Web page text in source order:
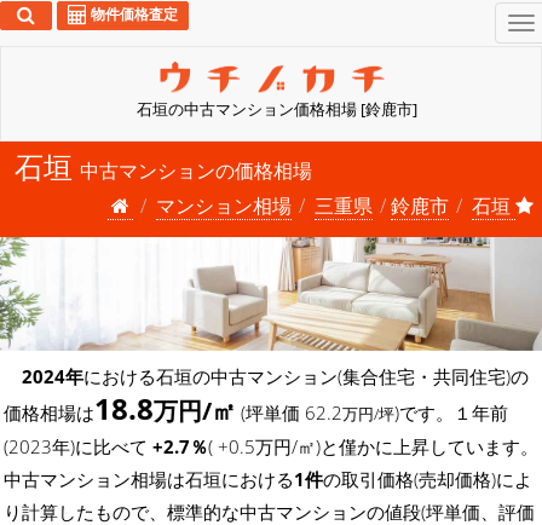
石垣の中古マンション価格相場 [鈴鹿市]
物件価格査定
石垣 中古マンションの価格相場
マンション相場
三重県 鈴鹿市 石垣
2024年における石垣の中古マンション(集合住宅・共同住宅)の
価格相場は18.8万円/㎡ (坪単価 62.2万円/坪)です。１年前
(2023年)に比べて +2.7％( +0.5万円/㎡)と僅かに上昇しています。
中古マンション相場は石垣における1件の取引価格(売却価格)によ
り計算したもので、標準的な中古マンションの値段(坪単価、評価